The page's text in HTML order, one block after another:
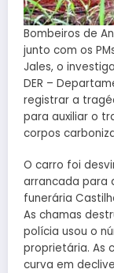
Bombeiros de
junto com os
Jales, o
DER –
registrar a
para auxiliar o
corpos
O carro foi
arrancada para
funerária
As chamas
polícia usou o
proprietária. As
curva em